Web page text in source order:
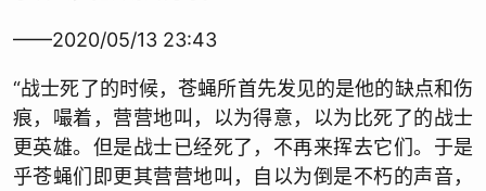
——2020/05/13 23:43
“战士死了的时候，苍蝇所首先发见的是他的缺点和伤
痕，嘬着，营营地叫，以为得意，以为比死了的战士
更英雄。但是战士已经死了，不再来挥去它们。于是
乎苍蝇们即更其营营地叫，自以为倒是不朽的声音，